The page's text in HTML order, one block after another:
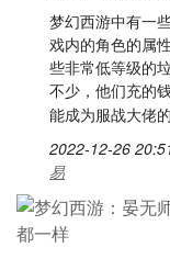
梦幻西游中有一
戏内的角色的属
些非常低等级的
不少，他们充的
能成为服战大佬
2022-12-26
易